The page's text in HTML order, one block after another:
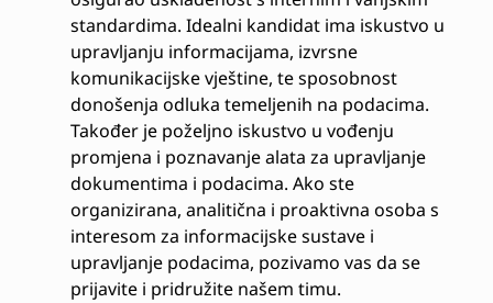
standardima. Idealni kandidat ima iskustvo u
upravljanju informacijama, izvrsne
komunikacijske vještine, te sposobnost
donošenja odluka temeljenih na podacima.
Također je poželjno iskustvo u vođenju
promjena i poznavanje alata za upravljanje
dokumentima i podacima. Ako ste
organizirana, analitična i proaktivna osoba s
interesom za informacijske sustave i
upravljanje podacima, pozivamo vas da se
prijavite i pridružite našem timu.